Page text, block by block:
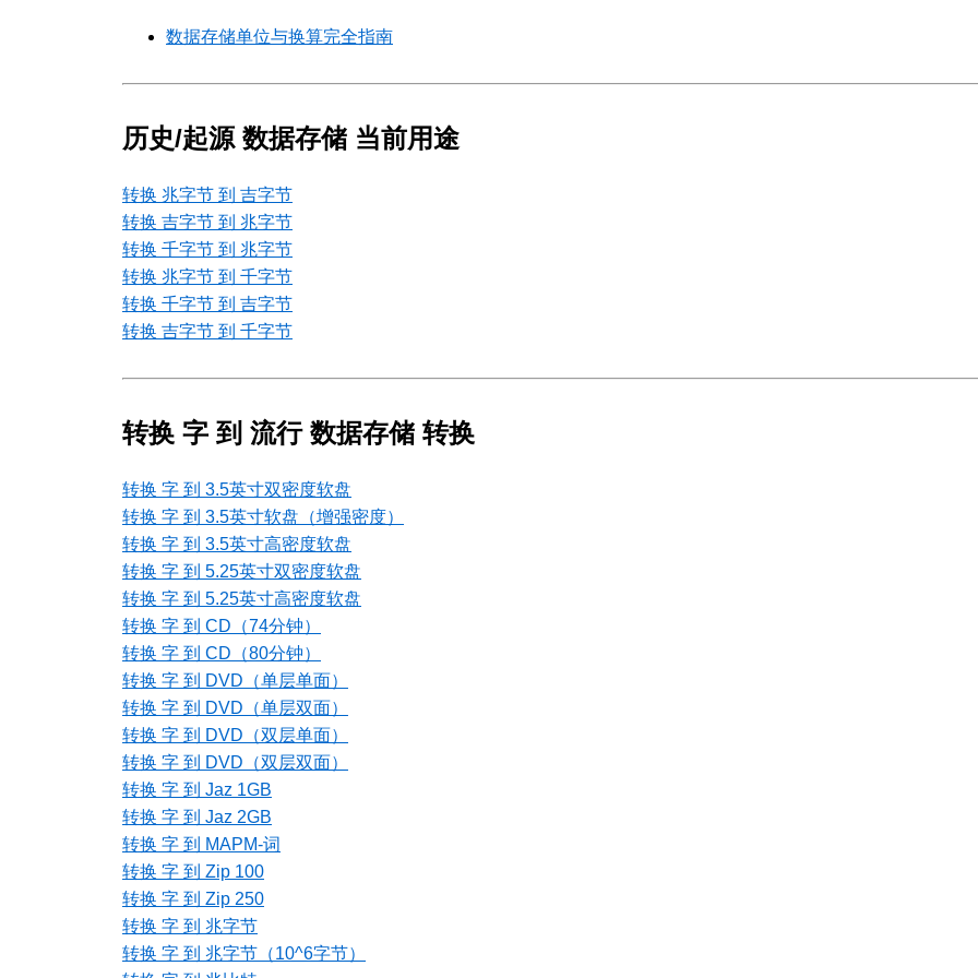
数据存储单位与换算完全指南
历史/起源 数据存储 当前用途
转换 兆字节 到 吉字节
转换 吉字节 到 兆字节
转换 千字节 到 兆字节
转换 兆字节 到 千字节
转换 千字节 到 吉字节
转换 吉字节 到 千字节
转换 字 到 流行 数据存储 转换
转换 字 到 3.5英寸双密度软盘
转换 字 到 3.5英寸软盘（增强密度）
转换 字 到 3.5英寸高密度软盘
转换 字 到 5.25英寸双密度软盘
转换 字 到 5.25英寸高密度软盘
转换 字 到 CD（74分钟）
转换 字 到 CD（80分钟）
转换 字 到 DVD（单层单面）
转换 字 到 DVD（单层双面）
转换 字 到 DVD（双层单面）
转换 字 到 DVD（双层双面）
转换 字 到 Jaz 1GB
转换 字 到 Jaz 2GB
转换 字 到 MAPM-词
转换 字 到 Zip 100
转换 字 到 Zip 250
转换 字 到 兆字节
转换 字 到 兆字节（10^6字节）